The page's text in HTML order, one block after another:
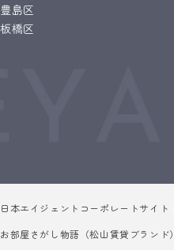
豊島区
板橋区
日本エイジェントコーポレートサイト
お部屋さがし物語（松山賃貸ブランド）